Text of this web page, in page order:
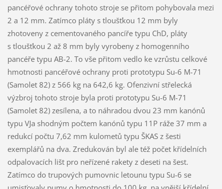
pancéřové ochrany tohoto stroje se přitom pohybovala mezi
2 a 12 mm. Zatímco pláty s tloušťkou 12 mm byly
zhotoveny z cementovaného pancíře typu ChD, pláty
s tloušťkou 2 až 8 mm byly vyrobeny z homogenního
pancéře typu AB-2. To vše přitom vedlo ke vzrůstu celkové
hmotnosti pancéřové ochrany proti prototypu Su-6 M-71
(Samolet 82) z 566 kg na 642,6 kg. Ofenzivní střelecká
výzbroj tohoto stroje byla proti prototypu Su-6 M-71
(Samolet 82) zesílena, a to náhradou dvou 23 mm kanónů
typu VJa shodným počtem kanónů typu 11P ráže 37 mm a
redukcí počtu 7,62 mm kulometů typu ŠKAS z šesti
exemplářů na dva. Zredukován byl ale též počet křídelních
odpalovacích lišt pro neřízené rakety z deseti na šest.
Zatímco do trupových pumovnic letounu typu Su-6 se